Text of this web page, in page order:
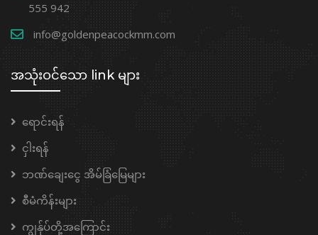
555 942
info@goldenpeacockmm.com
အသုံးဝင်သော link များ
ရောင်းရန်
ငှါးရန်
ဘဏ်ချေးငွေ အိမ်ခြံမြေများ
စီမံကိန်းများ
ကျွန်ုပ်တို့အကြောင်း